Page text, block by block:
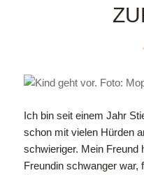
Ich bin seit einem Jahr
schon mit vielen Hürden
schwieriger. Mein Freund
Freundin schwanger war,